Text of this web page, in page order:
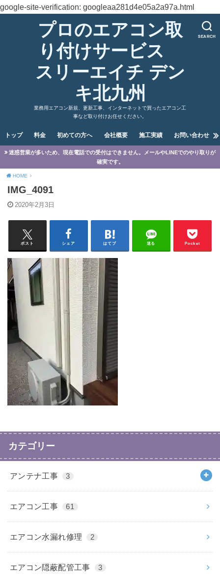
google-site-verification: googleaa281d4e05a2a97a.html
SEARCH
プロのエアコン取
り付けサービス
スリーエイチ デン
キ北九州
業務用エアコン新規、更新工事、インターネットで買ったエアコン工
事など取り付けお任せください。
トップ 料金 初めての方へ 会社概要 施工実績 お問い合わせ
迷惑営業が多いため、現在電話での受付はできません。メールやLINEでのやり取りが
確実です。
HOME
IMG_4091
2020年2月3日
ポスト シェア はてブ 送る Pocket
カテゴリー
アンテナ工事 3
エアコン工事 61
エアコン水漏れ修理 2
エアコン隠蔽配管工事 3